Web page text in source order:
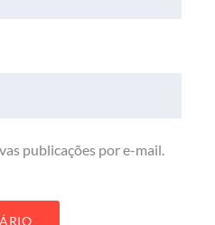
publicações por e-mail.